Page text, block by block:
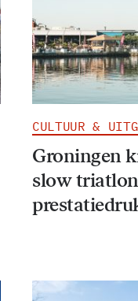
CULTUUR &
Groningen
slow